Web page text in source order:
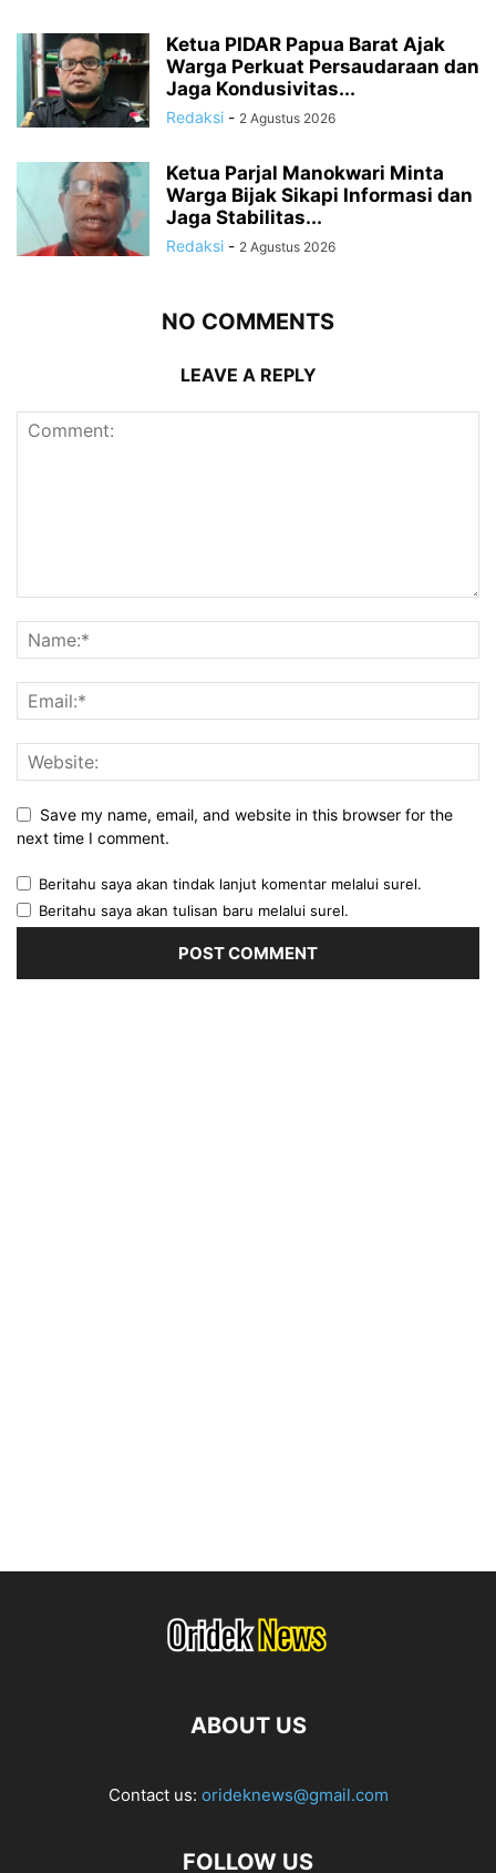
Ketua PIDAR Papua Barat Ajak
Warga Perkuat Persaudaraan dan
Jaga Kondusivitas...
Redaksi - 2 Agustus 2026
Ketua Parjal Manokwari Minta
Warga Bijak Sikapi Informasi dan
Jaga Stabilitas...
Redaksi - 2 Agustus 2026
NO COMMENTS
LEAVE A REPLY
Save my name, email, and website in this browser for the
next time I comment.
Beritahu saya akan tindak lanjut komentar melalui surel.
Beritahu saya akan tulisan baru melalui surel.
ABOUT US
Contact us: orideknews@gmail.com
FOLLOW US